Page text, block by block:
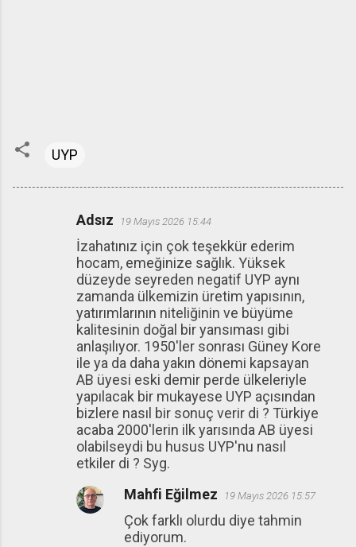
UYP
Adsız 19 Mayıs 2026 15:44
İzahatınız için çok teşekkür ederim
hocam, emeğinize sağlık. Yüksek
düzeyde seyreden negatif UYP aynı
zamanda ülkemizin üretim yapısının,
yatırımlarının niteliğinin ve büyüme
kalitesinin doğal bir yansıması gibi
anlaşılıyor. 1950'ler sonrası Güney Kore
ile ya da daha yakın dönemi kapsayan
AB üyesi eski demir perde ülkeleriyle
yapılacak bir mukayese UYP açısından
bizlere nasıl bir sonuç verir di ? Türkiye
acaba 2000'lerin ilk yarısında AB üyesi
olabilseydi bu husus UYP'nu nasıl
etkiler di ? Syg.
Mahfi Eğilmez 19 Mayıs 2026 15:57
Çok farklı olurdu diye tahmin
ediyorum.